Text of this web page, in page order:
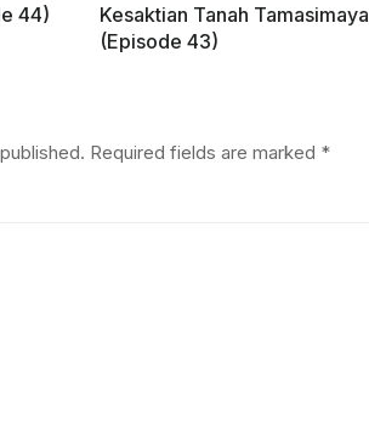
44)
Kesaktian Tanah Tamasimaya
(Episode 43)
Required fields are marked *